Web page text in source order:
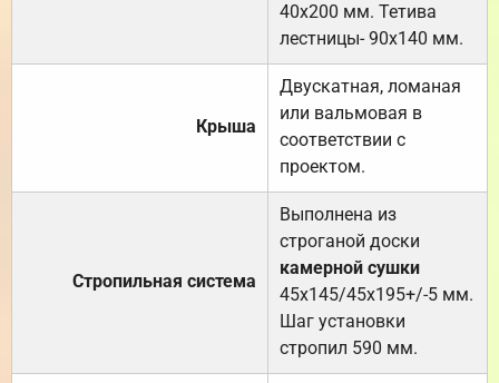
40х200 мм. Тетива
лестницы- 90х140 мм.
Крыша
Двускатная, ломаная
или вальмовая в
соответствии с
проектом.
Стропильная система
Выполнена из
строганой доски
камерной сушки
45х145/45х195+/-5 мм.
Шаг установки
стропил 590 мм.